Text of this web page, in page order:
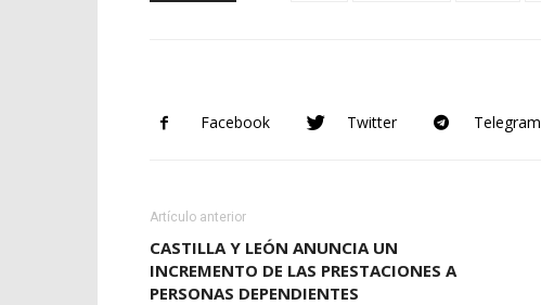
Facebook Twitter Telegram
Artículo anterior
CASTILLA Y LEÓN ANUNCIA UN
INCREMENTO DE LAS PRESTACIONES A
PERSONAS DEPENDIENTES